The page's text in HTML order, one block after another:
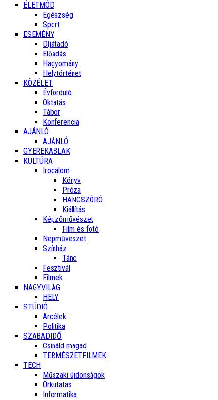
ÉLETMÓD
Egészség
Sport
ESEMÉNY
Díjátadó
Előadás
Hagyomány
Helytörténet
KÖZÉLET
Évforduló
Oktatás
Tábor
Konferencia
AJÁNLÓ
AJÁNLÓ
GYEREKABLAK
KULTÚRA
Irodalom
Könyv
Próza
HANGSZÓRÓ
Kiállítás
Képzőművészet
Film és fotó
Népművészet
Színház
Tánc
Fesztivál
Filmek
NAGYVILÁG
HELY
STÚDIÓ
Arcélek
Politika
SZABADIDŐ
Csináld magad
TERMÉSZETFILMEK
TECH
Műszaki újdonságok
Űrkutatás
Informatika